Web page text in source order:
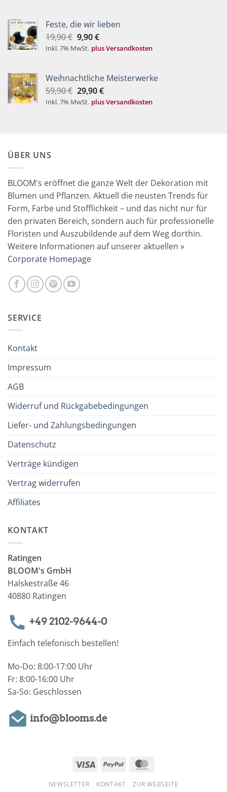
Feste, die wir lieben
19,90€ Ursprünglicher
Preis
9,90€Aktueller
Preis
Inkl. 7% MwSt. plus Versandkosten
Weihnachtliche Meisterwerke
59,90€ Ursprünglicher
Preis
29,90€Aktueller
Preis
Inkl. 7% MwSt. plus Versandkosten
ÜBER UNS
BLOOM's eröffnet die ganze Welt der Dekoration mit
Blumen und Pflanzen. Aktuell die neusten Trends für
Form, Farbe und Stofflichkeit – und das nicht nur für
den privaten Bereich, sondern auch für professionelle
Floristen und Auszubildende auf dem Weg dorthin.
Weitere Informationen auf unserer aktuellen »
Corporate Homepage
SERVICE
Kontakt
Impressum
AGB
Widerruf und Rückgabebedingungen
Liefer- und Zahlungsbedingungen
Datenschutz
Verträge kündigen
Vertrag widerrufen
Affiliates
KONTAKT
Ratingen
BLOOM's GmbH
Halskestraße 46
40880 Ratingen
+49 2102-9644-0
Einfach telefonisch bestellen!
Mo-Do: 8:00-17:00 Uhr
Fr: 8:00-16:00 Uhr
Sa-So: Geschlossen
info@blooms.de
Visa PayPal
NEWSLETTER KONTAKT ZUR WEBSEITE